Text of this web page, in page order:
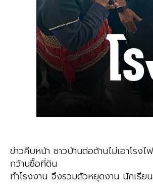
ข่าวคืบหน้า ชาวบ้านต่อต้านไม่เอาโรง
กว้านซื้อที่ดิน
ทำโรงงาน จึงรวมตัวหยุดงาน นักเรีย